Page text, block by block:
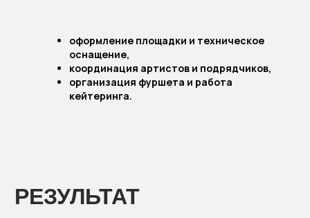
оформление площадки и техническое
оснащение,
координация артистов и подрядчиков,
организация фуршета и работа
кейтеринга.